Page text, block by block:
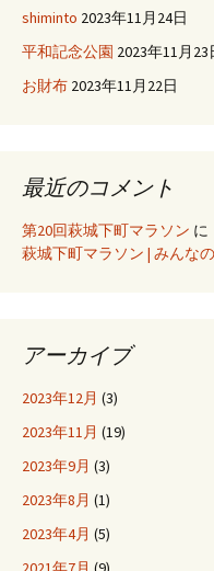
shiminto 2023年11月24日
平和記念公園 2023年11月23
お財布 2023年11月22日
最近のコメント
第20回萩城下町マラソン に
萩城下町マラソン | みんな
アーカイブ
2023年12月 (3)
2023年11月 (19)
2023年9月 (3)
2023年8月 (1)
2023年4月 (5)